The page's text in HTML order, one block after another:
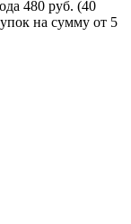
480 руб. (40
на сумму от 5